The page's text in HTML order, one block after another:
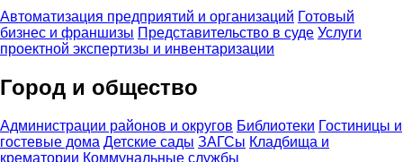
Автоматизация предприятий и организаций Готовый
бизнес и франшизы Представительство в суде Услуги
проектной экспертизы и инвентаризации
Город и общество
Администрации районов и округов Библиотеки Гостиницы и
гостевые дома Детские сады ЗАГСы Кладбища и
крематории Коммунальные службы